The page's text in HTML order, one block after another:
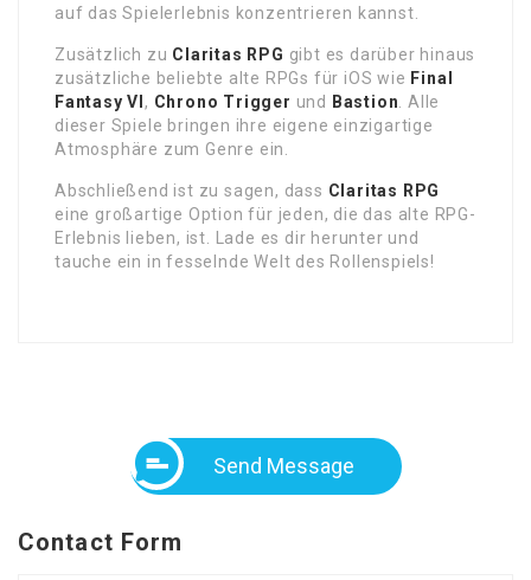
auf das Spielerlebnis konzentrieren kannst.
Zusätzlich zu Claritas RPG gibt es darüber hinaus
zusätzliche beliebte alte RPGs für iOS wie Final
Fantasy VI , Chrono Trigger und Bastion . Alle
dieser Spiele bringen ihre eigene einzigartige
Atmosphäre zum Genre ein.
Abschließend ist zu sagen, dass Claritas RPG
eine großartige Option für jeden, die das alte RPG-
Erlebnis lieben, ist. Lade es dir herunter und
tauche ein in fesselnde Welt des Rollenspiels!
Send Message
Contact Form